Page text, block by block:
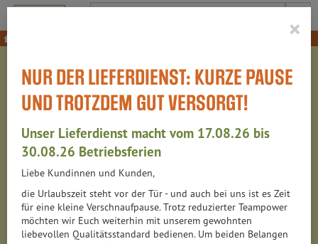
Produkt
×
NUR DER LIEFERDIENST: KURZE PAUSE
UND TROTZDEM GUT VERSORGT!
Unser Lieferdienst macht vom 17.08.26 bis
30.08.26 Betriebsferien
Liebe Kundinnen und Kunden,
die Urlaubszeit steht vor der Tür - und auch bei uns ist es Zeit
für eine kleine Verschnaufpause. Trotz reduzierter Teampower
möchten wir Euch weiterhin mit unserem gewohnten
liebevollen Qualitätsstandard bedienen. Um beiden Belangen
OBST 79 VON 6313
12
Saisonales Obst
9
Bananen, Äpfel & Co